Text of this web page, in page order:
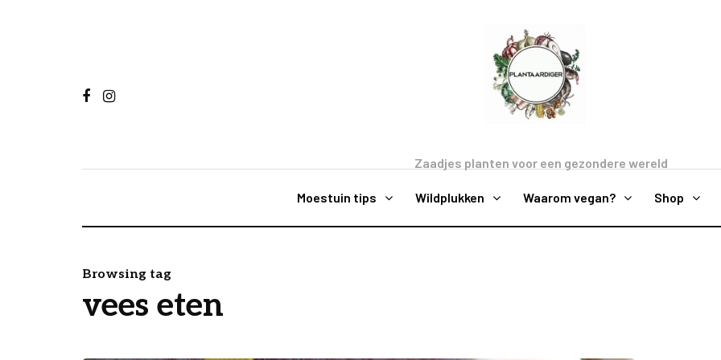
Zaadjes planten voor een gezondere wereld
Moestuin tips Wildplukken Waarom vegan? Shop
Browsing tag
vees eten